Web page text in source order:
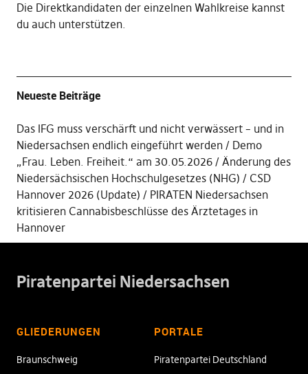
Die Direktkandidaten der einzelnen Wahlkreise kannst
du auch unterstützen.
Neueste Beiträge
Das IFG muss verschärft und nicht verwässert – und in
Niedersachsen endlich eingeführt werden
Demo
„Frau. Leben. Freiheit.“ am 30.05.2026
Änderung des
Niedersächsischen Hochschulgesetzes (NHG)
CSD
Hannover 2026 (Update)
PIRATEN Niedersachsen
kritisieren Cannabisbeschlüsse des Ärztetages in
Hannover
Piratenpartei Niedersachsen
GLIEDERUNGEN
Braunschweig
PORTALE
Piratenpartei Deutschland